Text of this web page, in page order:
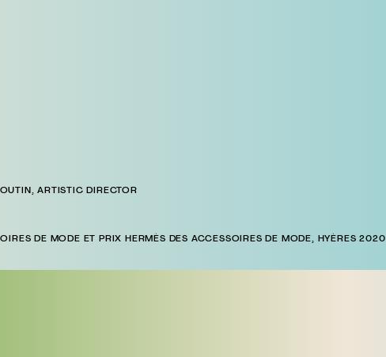
ARTISTIC DIRECTOR
DE MODE ET PRIX HERMÈS DES ACCESSOIRES DE MODE, HYÈRES 2020